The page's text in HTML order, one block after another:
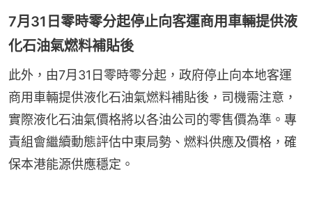
7月31日零時零分起停止向客運商用車輛提供液
化石油氣燃料補貼後
此外，由7月31日零時零分起，政府停止向本地客運
商用車輛提供液化石油氣燃料補貼後，司機需注意，
實際液化石油氣價格將以各油公司的零售價為準。專
責組會繼續動態評估中東局勢、燃料供應及價格，確
保本港能源供應穩定。